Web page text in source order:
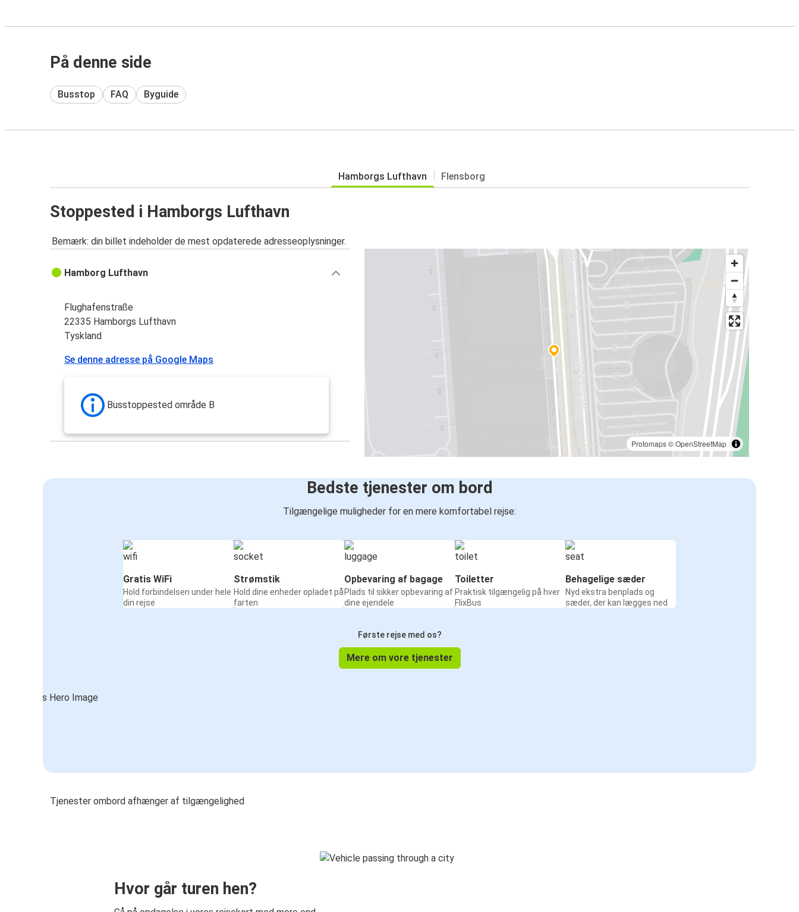
På denne side
Busstop FAQ Byguide
Hamborgs Lufthavn Flensborg
Stoppested i Hamborgs Lufthavn
Bemærk: din billet indeholder de mest opdaterede adresseoplysninger.
Protomaps©OpenStreetMap
Hamborg Lufthavn
Flughafenstraße
22335 Hamborgs Lufthavn
Tyskland
Se denne adresse på Google Maps
Busstoppested område B
Bedste tjenester om bord
Tilgængelige muligheder for en mere komfortabel rejse:
Gratis WiFi
Hold forbindelsen under hele
din rejse
Strømstik
Hold dine enheder opladet på
farten
Opbevaring af bagage
Plads til sikker opbevaring af
dine ejendele
Toiletter
Praktisk tilgængelig på hver
FlixBus
Behagelige sæder
Nyd ekstra benplads og
sæder, der kan lægges ned
Første rejse med os?
Mere om vore tjenester
Tjenester ombord afhænger af tilgængelighed
Hvor går turen hen?